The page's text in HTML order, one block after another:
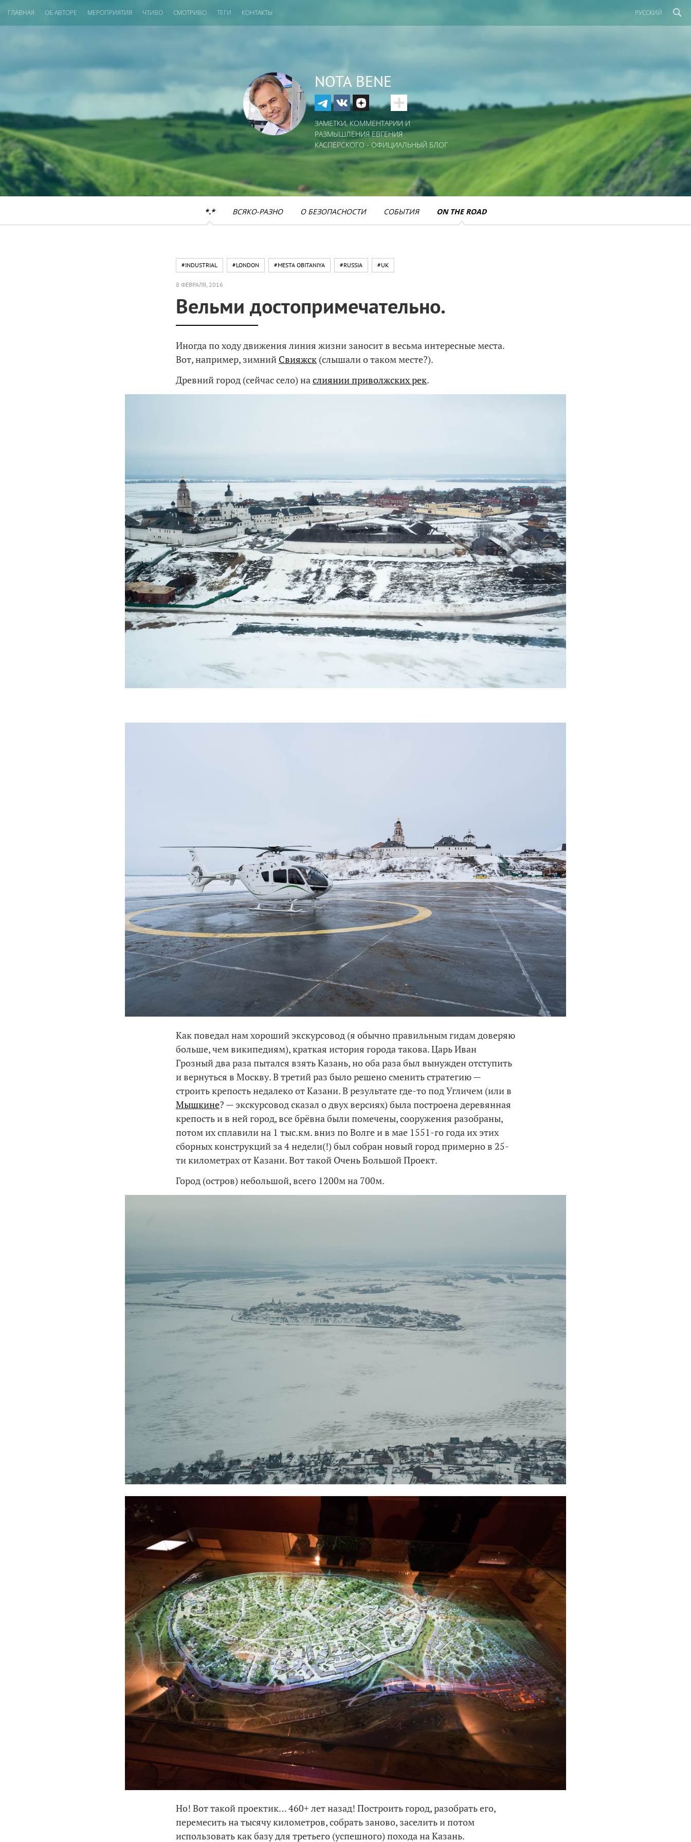
ГЛАВНАЯ ОБ АВТОРЕ МЕРОПРИЯТИЯ ЧТИВО СМОТРИВО ТЕГИ КОНТАКТЫ РУССКИЙ
NOTA BENE
ЗАМЕТКИ, КОММЕНТАРИИ И
РАЗМЫШЛЕНИЯ ЕВГЕНИЯ
КАСПЕРСКОГО - ОФИЦИАЛЬНЫЙ БЛОГ
*.* ВСЯКО-РАЗНО О БЕЗОПАСНОСТИ СОБЫТИЯ ON THE ROAD
#INDUSTRIAL #LONDON #MESTA OBITANIYA #RUSSIA #UK
8 ФЕВРАЛЯ, 2016
Вельми достопримечательно.
Иногда по ходу движения линия жизни заносит в весьма интересные места.
Вот, например, зимний Свияжск (слышали о таком месте?).
Древний город (сейчас село) наслиянии приволжских рек.
Как поведал нам хороший экскурсовод (я обычно правильным гидам доверяю
больше, чем википедиям), краткая история города такова. Царь Иван
Грозный два раза пытался взять Казань, но оба раза был вынужден отступить
и вернуться в Москву. В третий раз было решено сменить стратегию —
строить крепость недалеко от Казани. В результате где-то под Угличем (или в
Мышкине? — экскурсовод сказал о двух версиях) была построена деревянная
крепость и в ней город, все брёвна были помечены, сооружения разобраны,
потом их сплавили на 1 тыс.км. вниз по Волге и в мае 1551-го года их этих
сборных конструкций за 4 недели(!) был собран новый город примерно в 25-
ти километрах от Казани. Вот такой Очень Большой Проект.
Город (остров) небольшой, всего 1200м на 700м.
Но! Вот такой проектик… 460+ лет назад! Построить город, разобрать его,
перемесить на тысячу километров, собрать заново, заселить и потом
использовать как базу для третьего (успешного) похода на Казань.